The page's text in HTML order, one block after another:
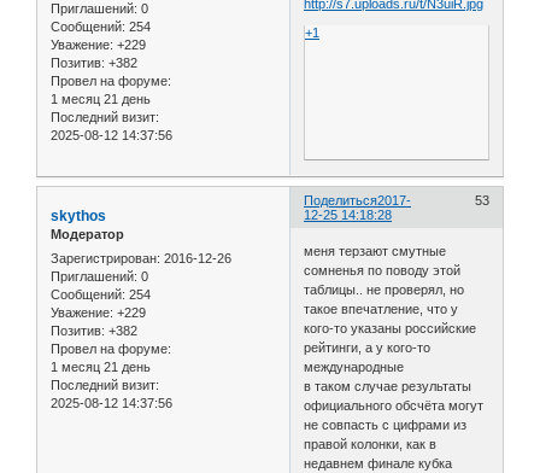
Приглашений: 0
Сообщений: 254
Уважение: +229
Позитив: +382
Провел на форуме:
1 месяц 21 день
Последний визит:
2025-08-12 14:37:56
+1
Поделиться 53
2017-
12-25 14:18:28
skythos
Модератор
Зарегистрирован: 2016-12-26
Приглашений: 0
Сообщений: 254
Уважение: +229
Позитив: +382
Провел на форуме:
1 месяц 21 день
Последний визит:
2025-08-12 14:37:56
меня терзают смутные
сомненья по поводу этой
таблицы.. не проверял, но
такое впечатление, что у
кого-то указаны российские
рейтинги, а у кого-то
международные
в таком случае результаты
официального обсчёта могут
не совпасть с цифрами из
правой колонки, как в
недавнем финале кубка